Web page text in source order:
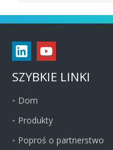
SZYBKIE LINKI
Dom
Produkty
Poproś o partnerstwo